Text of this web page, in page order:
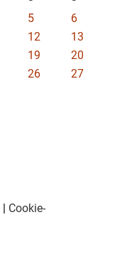
5
6
12
13
19
20
26
27
| Cookie-